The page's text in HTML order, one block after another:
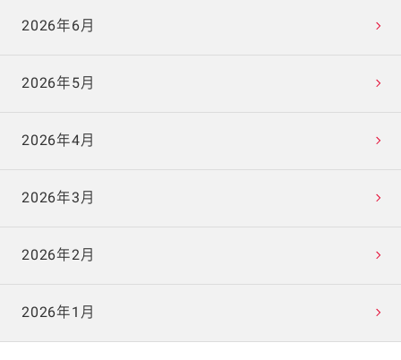
2026年6月
2026年5月
2026年4月
2026年3月
2026年2月
2026年1月